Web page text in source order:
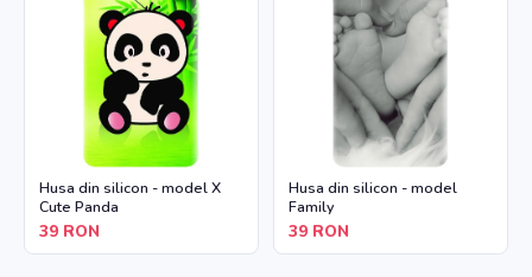
Husa din silicon - model X
Cute Panda
39 RON
Husa din silicon - model
Family
39 RON